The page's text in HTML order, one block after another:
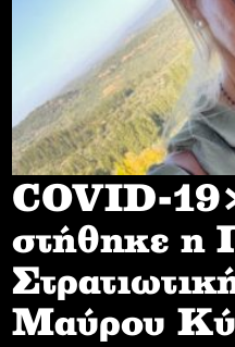
COVID-
στήθηκε η
Mαύρου